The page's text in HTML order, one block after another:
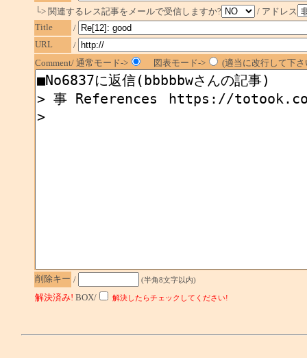
└> 関連するレス記事をメールで受信しますか?
/ アドレス
Title
/
URL
/
Comment/ 通常モード->
図表モード-> (適当に改行して下
削除キー / (半角8文字以内)
解決済み! BOX/ 解決したらチェックしてください!